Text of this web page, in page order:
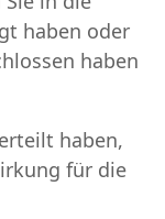
haben oder
haben
haben,
für die